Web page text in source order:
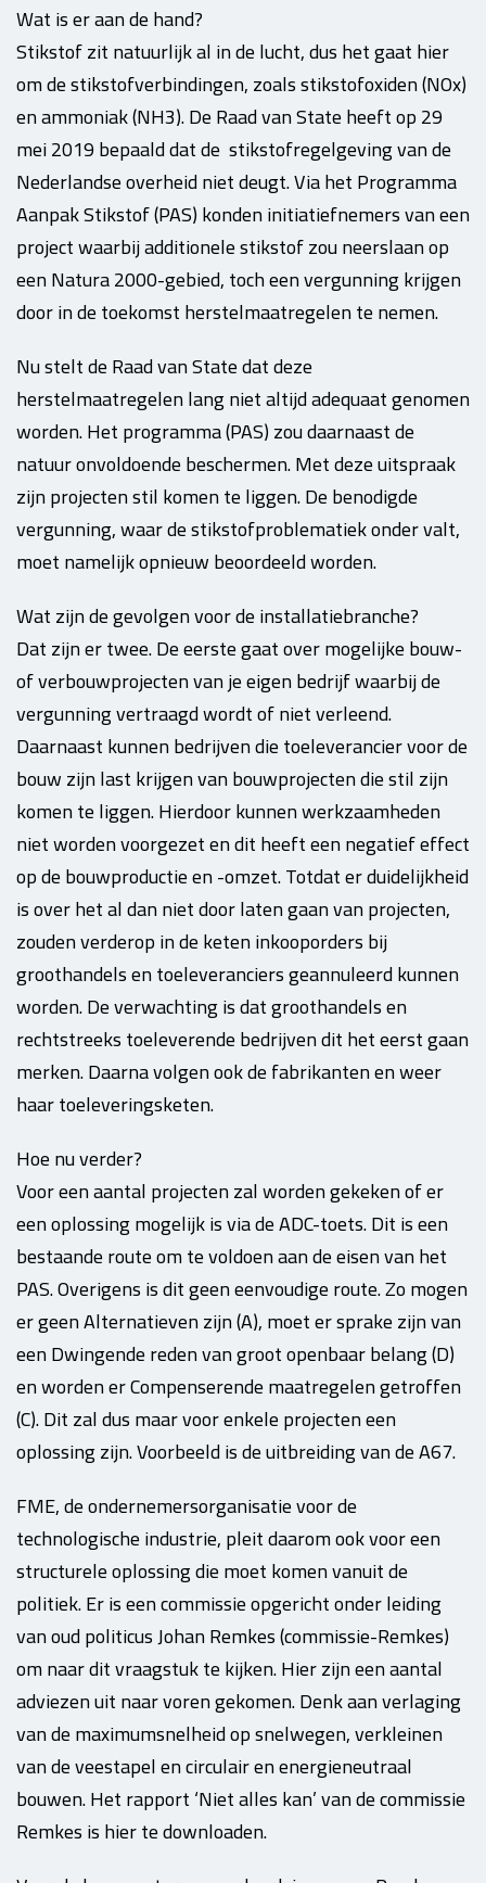
Wat is er aan de hand?
Stikstof zit natuurlijk al in de lucht, dus het gaat hier
om de stikstofverbindingen, zoals stikstofoxiden (NOx)
en ammoniak (NH3). De Raad van State heeft op 29
mei 2019 bepaald dat de stikstofregelgeving van de
Nederlandse overheid niet deugt. Via het Programma
Aanpak Stikstof (PAS) konden initiatiefnemers van een
project waarbij additionele stikstof zou neerslaan op
een Natura 2000-gebied, toch een vergunning krijgen
door in de toekomst herstelmaatregelen te nemen.
Nu stelt de Raad van State dat deze
herstelmaatregelen lang niet altijd adequaat genomen
worden. Het programma (PAS) zou daarnaast de
natuur onvoldoende beschermen. Met deze uitspraak
zijn projecten stil komen te liggen. De benodigde
vergunning, waar de stikstofproblematiek onder valt,
moet namelijk opnieuw beoordeeld worden.
Wat zijn de gevolgen voor de installatiebranche?
Dat zijn er twee. De eerste gaat over mogelijke bouw-
of verbouwprojecten van je eigen bedrijf waarbij de
vergunning vertraagd wordt of niet verleend.
Daarnaast kunnen bedrijven die toeleverancier voor de
bouw zijn last krijgen van bouwprojecten die stil zijn
komen te liggen. Hierdoor kunnen werkzaamheden
niet worden voorgezet en dit heeft een negatief effect
op de bouwproductie en -omzet. Totdat er duidelijkheid
is over het al dan niet door laten gaan van projecten,
zouden verderop in de keten inkooporders bij
groothandels en toeleveranciers geannuleerd kunnen
worden. De verwachting is dat groothandels en
rechtstreeks toeleverende bedrijven dit het eerst gaan
merken. Daarna volgen ook de fabrikanten en weer
haar toeleveringsketen.
Hoe nu verder?
Voor een aantal projecten zal worden gekeken of er
een oplossing mogelijk is via de ADC-toets. Dit is een
bestaande route om te voldoen aan de eisen van het
PAS. Overigens is dit geen eenvoudige route. Zo mogen
er geen Alternatieven zijn (A), moet er sprake zijn van
een Dwingende reden van groot openbaar belang (D)
en worden er Compenserende maatregelen getroffen
(C). Dit zal dus maar voor enkele projecten een
oplossing zijn. Voorbeeld is de uitbreiding van de A67.
FME, de ondernemersorganisatie voor de
technologische industrie, pleit daarom ook voor een
structurele oplossing die moet komen vanuit de
politiek. Er is een commissie opgericht onder leiding
van oud politicus Johan Remkes (commissie-Remkes)
om naar dit vraagstuk te kijken. Hier zijn een aantal
adviezen uit naar voren gekomen. Denk aan verlaging
van de maximumsnelheid op snelwegen, verkleinen
van de veestapel en circulair en energieneutraal
bouwen. Het rapport ‘Niet alles kan’ van de commissie
Remkes is hier te downloaden.